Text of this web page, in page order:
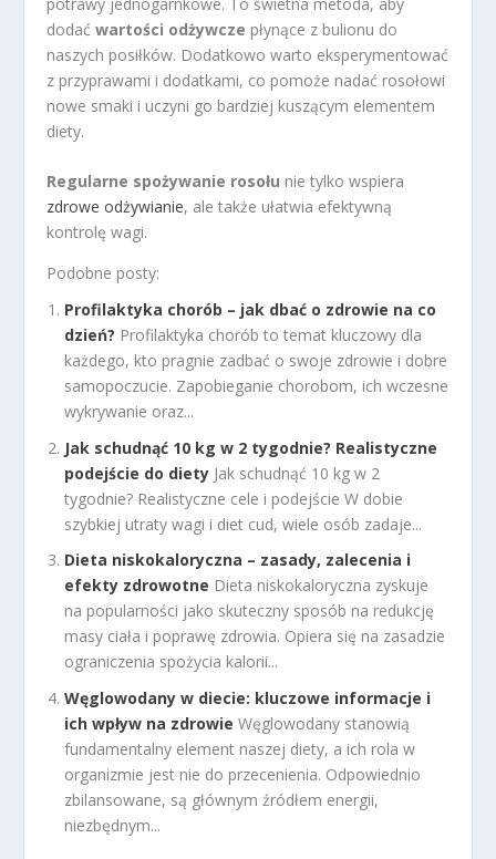
dodaćwartości odżywcze płynące z bulionu do
naszych posiłków. Dodatkowo warto eksperymentować
z przyprawami i dodatkami, co pomoże nadać rosołowi
nowe smaki i uczyni go bardziej kuszącym elementem
diety.
Regularne spożywanie rosołu nie tylko wspiera
zdrowe odżywianie, ale także ułatwia efektywną
kontrolę wagi.
Podobne posty:
Profilaktyka chorób – jak dbać o zdrowie na co
dzień? Profilaktyka chorób to temat kluczowy dla
każdego, kto pragnie zadbać o swoje zdrowie i dobre
samopoczucie. Zapobieganie chorobom, ich wczesne
wykrywanie oraz...
Jak schudnąć 10 kg w 2 tygodnie? Realistyczne
podejście do diety Jak schudnąć 10 kg w 2
tygodnie? Realistyczne cele i podejście W dobie
szybkiej utraty wagi i diet cud, wiele osób zadaje...
Dieta niskokaloryczna – zasady, zalecenia i
efekty zdrowotne Dieta niskokaloryczna zyskuje
na popularności jako skuteczny sposób na redukcję
masy ciała i poprawę zdrowia. Opiera się na zasadzie
ograniczenia spożycia kalorii...
Węglowodany w diecie: kluczowe informacje i
ich wpływ na zdrowie Węglowodany stanowią
fundamentalny element naszej diety, a ich rola w
organizmie jest nie do przecenienia. Odpowiednio
zbilansowane, są głównym źródłem energii,
niezbędnym...